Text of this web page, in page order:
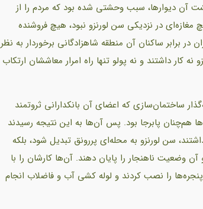
آن دیوارها، سبب وحشتی شده بود که مردم را از
در نزدیکی سن لورنزو نبود، هیچ فروشنده
برابر ساکنان آن منطقه شاهزادگانی برخوردار به نظر
داشتند و نه پولو تنها راه امرار معاششان ارتکاب
ساختمان‌سازی که اعضای آن بانکدارانی ثروتمند
هم‌چنان پابرجا بود. پس آن‌ها به این نتیجه رسیدند
سن لورنزو به محله‌‌ای پررونق تبدیل شود، بلکه
وضعیت ناهنجار را پایان دهند. آن‌ها کارشان را با
پنجره‌ها را نصب کردند و لوله کشی آب و فاضلاب انجام